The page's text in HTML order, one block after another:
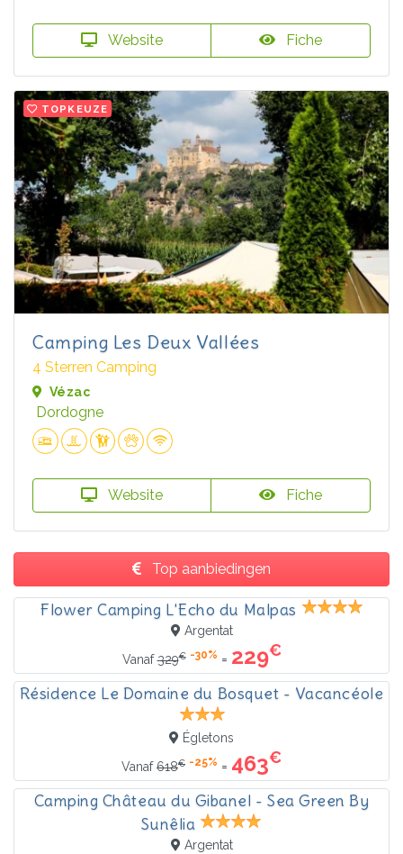
Website Fiche
TOPKEUZE
Camping Les Deux Vallées
4 Sterren Camping
Vézac
Dordogne
Website Fiche
Top aanbiedingen
Flower Camping L'Echo du Malpas
Argentat
Vanaf329€ -30% = 229€
Résidence Le Domaine du Bosquet - Vacancéole
Égletons
Vanaf618€ -25% = 463€
Camping Château du Gibanel - Sea Green By
Sunêlia
Argentat